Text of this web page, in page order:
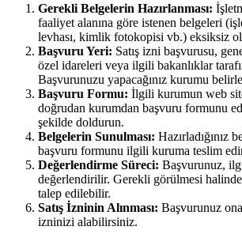
Gerekli Belgelerin Hazırlanması:
faaliyet alanına göre istenen belgeleri
levhası, kimlik fotokopisi vb.) eksiksiz
Başvuru Yeri: Satış izni başvurusu,
özel idareleri veya ilgili bakanlıklar
Başvurunuzu yapacağınız kurumu
Başvuru Formu: İlgili kurumun web
doğrudan kurumdan başvuru formunu
şekilde doldurun.
Belgelerin Sunulması: Hazırladığınız
başvuru formunu ilgili kuruma teslim
Değerlendirme Süreci: Başvurunuz,
değerlendirilir. Gerekli görülmesi
talep edilebilir.
Satış İzninin Alınması: Başvurunuz
izninizi alabilirsiniz.